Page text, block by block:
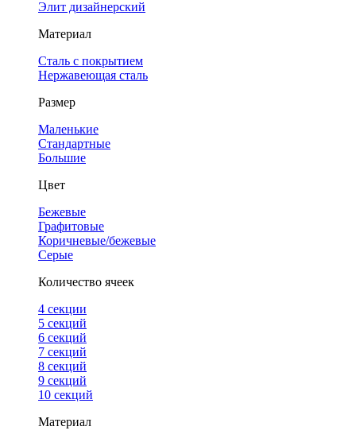
Элит дизайнерский
Материал
Сталь с покрытием
Нержавеющая сталь
Размер
Маленькие
Стандартные
Большие
Цвет
Бежевые
Графитовые
Коричневые/бежевые
Серые
Количество ячеек
4 cекции
5 секций
6 секций
7 секций
8 секций
9 секций
10 секций
Материал